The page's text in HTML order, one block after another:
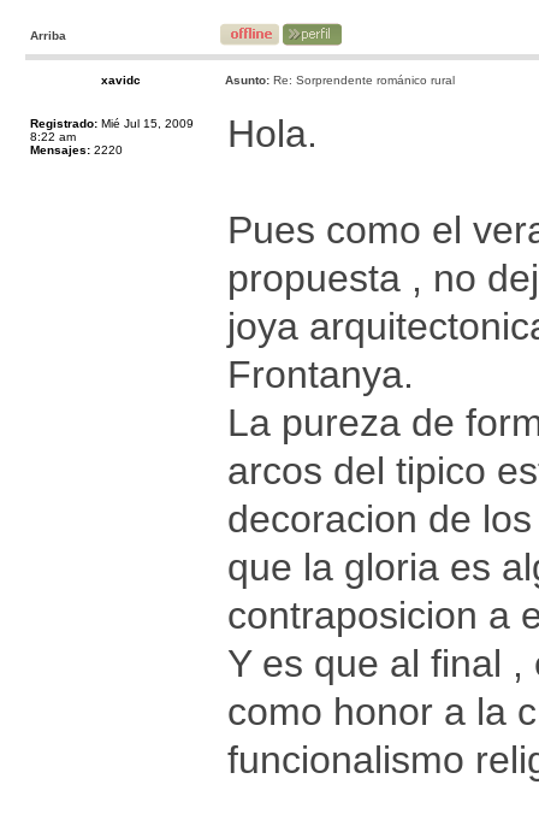
Arriba
xavidc Asunto: Re: Sorprendente románico rural
Registrado: Mié Jul 15, 2009
8:22 am
Mensajes: 2220 Hola.
Pues como el
propuesta , no
joya
Frontanya.
La pureza de
arcos del tipico
decoracion de
que la gloria es
contraposicion a
Y es que al final
como honor a la
funcionalismo